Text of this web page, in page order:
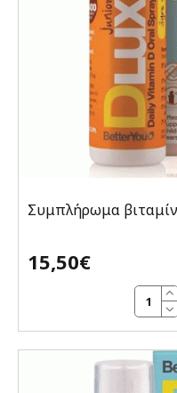
Συμπλήρωμα
15,50€